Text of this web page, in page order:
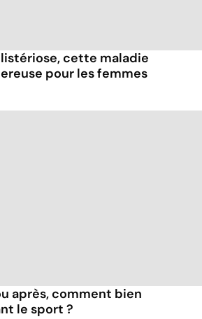
cette maladie
pour les femmes
après, comment bien
le sport ?